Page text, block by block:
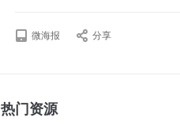
微海报 分享
热门资源